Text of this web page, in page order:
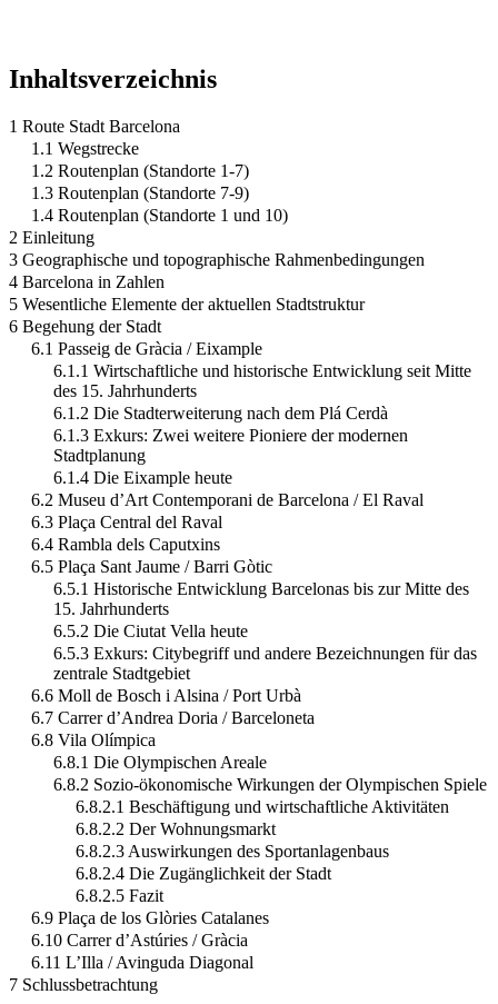
Inhaltsverzeichnis
1 Route Stadt Barcelona
1.1 Wegstrecke
1.2 Routenplan (Standorte 1-7)
1.3 Routenplan (Standorte 7-9)
1.4 Routenplan (Standorte 1 und 10)
2 Einleitung
3 Geographische und topographische Rahmenbedingungen
4 Barcelona in Zahlen
5 Wesentliche Elemente der aktuellen Stadtstruktur
6 Begehung der Stadt
6.1 Passeig de Gràcia / Eixample
6.1.1 Wirtschaftliche und historische Entwicklung seit Mitte
des 15. Jahrhunderts
6.1.2 Die Stadterweiterung nach dem Plá Cerdà
6.1.3 Exkurs: Zwei weitere Pioniere der modernen
Stadtplanung
6.1.4 Die Eixample heute
6.2 Museu d’Art Contemporani de Barcelona / El Raval
6.3 Plaça Central del Raval
6.4 Rambla dels Caputxins
6.5 Plaça Sant Jaume / Barri Gòtic
6.5.1 Historische Entwicklung Barcelonas bis zur Mitte des
15. Jahrhunderts
6.5.2 Die Ciutat Vella heute
6.5.3 Exkurs: Citybegriff und andere Bezeichnungen für das
zentrale Stadtgebiet
6.6 Moll de Bosch i Alsina / Port Urbà
6.7 Carrer d’Andrea Doria / Barceloneta
6.8 Vila Olímpica
6.8.1 Die Olympischen Areale
6.8.2 Sozio-ökonomische Wirkungen der Olympischen Spiele
6.8.2.1 Beschäftigung und wirtschaftliche Aktivitäten
6.8.2.2 Der Wohnungsmarkt
6.8.2.3 Auswirkungen des Sportanlagenbaus
6.8.2.4 Die Zugänglichkeit der Stadt
6.8.2.5 Fazit
6.9 Plaça de los Glòries Catalanes
6.10 Carrer d’Astúries / Gràcia
6.11 L’Illa / Avinguda Diagonal
7 Schlussbetrachtung